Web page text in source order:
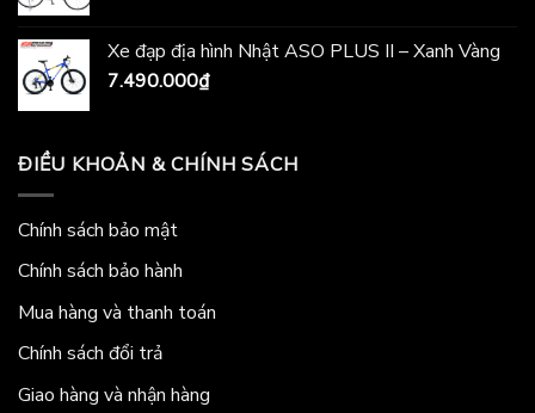
Xe đạp địa hình Nhật ASO PLUS II – Xanh Vàng
7.490.000₫
ĐIỀU KHOẢN & CHÍNH SÁCH
Chính sách bảo mật
Chính sách bảo hành
Mua hàng và thanh toán
Chính sách đổi trả
Giao hàng và nhận hàng